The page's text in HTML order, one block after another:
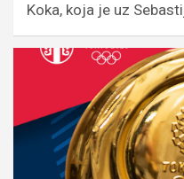
Koka, koja je uz